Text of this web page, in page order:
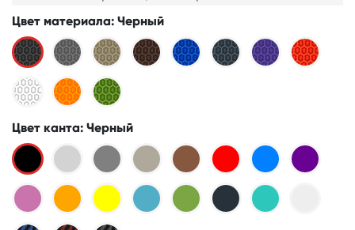
Цвет материала: Черный
Цвет канта: Черный